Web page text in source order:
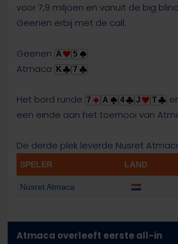
voor 7,9 miljoen en vanuit de big
Geenen erbij met de call.
Geenen A 5
Atmaca K 7
Het bord runde 7 A 4 J T
een einde aan het toernooi van
De derde plek leverde Nusret
SPELER LAND
Nusret Atmaca
Atmaca overleeft eerste all-in